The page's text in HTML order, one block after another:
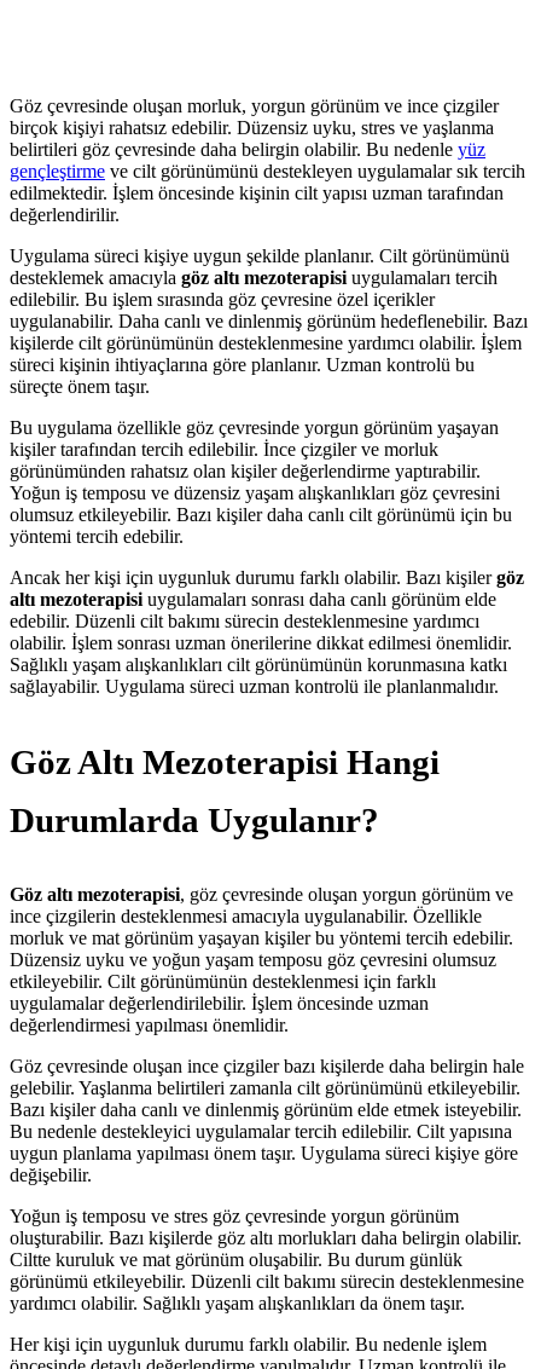
Göz çevresinde oluşan morluk, yorgun görünüm ve ince çizgiler
birçok kişiyi rahatsız edebilir. Düzensiz uyku, stres ve yaşlanma
belirtileri göz çevresinde daha belirgin olabilir. Bu nedenle yüz
gençleştirme ve cilt görünümünü destekleyen uygulamalar sık tercih
edilmektedir. İşlem öncesinde kişinin cilt yapısı uzman tarafından
değerlendirilir.
Uygulama süreci kişiye uygun şekilde planlanır. Cilt görünümünü
desteklemek amacıyla göz altı mezoterapisi uygulamaları tercih
edilebilir. Bu işlem sırasında göz çevresine özel içerikler
uygulanabilir. Daha canlı ve dinlenmiş görünüm hedeflenebilir. Bazı
kişilerde cilt görünümünün desteklenmesine yardımcı olabilir. İşlem
süreci kişinin ihtiyaçlarına göre planlanır. Uzman kontrolü bu
süreçte önem taşır.
Bu uygulama özellikle göz çevresinde yorgun görünüm yaşayan
kişiler tarafından tercih edilebilir. İnce çizgiler ve morluk
görünümünden rahatsız olan kişiler değerlendirme yaptırabilir.
Yoğun iş temposu ve düzensiz yaşam alışkanlıkları göz çevresini
olumsuz etkileyebilir. Bazı kişiler daha canlı cilt görünümü için bu
yöntemi tercih edebilir.
Ancak her kişi için uygunluk durumu farklı olabilir. Bazı kişilergöz
altı mezoterapisi uygulamaları sonrası daha canlı görünüm elde
edebilir. Düzenli cilt bakımı sürecin desteklenmesine yardımcı
olabilir. İşlem sonrası uzman önerilerine dikkat edilmesi önemlidir.
Sağlıklı yaşam alışkanlıkları cilt görünümünün korunmasına katkı
sağlayabilir. Uygulama süreci uzman kontrolü ile planlanmalıdır.
Göz Altı Mezoterapisi Hangi
Durumlarda Uygulanır?
Göz altı mezoterapisi, göz çevresinde oluşan yorgun görünüm ve
ince çizgilerin desteklenmesi amacıyla uygulanabilir. Özellikle
morluk ve mat görünüm yaşayan kişiler bu yöntemi tercih edebilir.
Düzensiz uyku ve yoğun yaşam temposu göz çevresini olumsuz
etkileyebilir. Cilt görünümünün desteklenmesi için farklı
uygulamalar değerlendirilebilir. İşlem öncesinde uzman
değerlendirmesi yapılması önemlidir.
Göz çevresinde oluşan ince çizgiler bazı kişilerde daha belirgin hale
gelebilir. Yaşlanma belirtileri zamanla cilt görünümünü etkileyebilir.
Bazı kişiler daha canlı ve dinlenmiş görünüm elde etmek isteyebilir.
Bu nedenle destekleyici uygulamalar tercih edilebilir. Cilt yapısına
uygun planlama yapılması önem taşır. Uygulama süreci kişiye göre
değişebilir.
Yoğun iş temposu ve stres göz çevresinde yorgun görünüm
oluşturabilir. Bazı kişilerde göz altı morlukları daha belirgin olabilir.
Ciltte kuruluk ve mat görünüm oluşabilir. Bu durum günlük
görünümü etkileyebilir. Düzenli cilt bakımı sürecin desteklenmesine
yardımcı olabilir. Sağlıklı yaşam alışkanlıkları da önem taşır.
Her kişi için uygunluk durumu farklı olabilir. Bu nedenle işlem